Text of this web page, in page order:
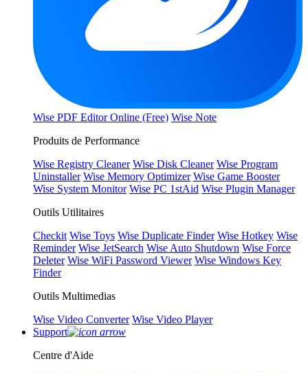
Wise PDF Editor Online (Free) Wise Note
Produits de Performance
Wise Registry Cleaner Wise Disk Cleaner Wise Program
Uninstaller Wise Memory Optimizer Wise Game Booster
Wise System Monitor Wise PC 1stAid Wise Plugin Manager
Outils Utilitaires
Checkit Wise Toys Wise Duplicate Finder Wise Hotkey Wise
Reminder Wise JetSearch Wise Auto Shutdown Wise Force
Deleter Wise WiFi Password Viewer Wise Windows Key
Finder
Outils Multimedias
Wise Video Converter Wise Video Player
Support
Centre d'Aide